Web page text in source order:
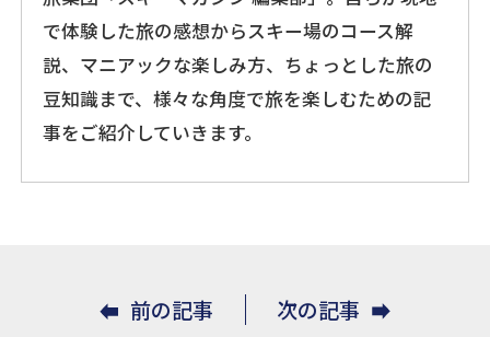
で体験した旅の感想からスキー場のコース解
説、マニアックな楽しみ方、ちょっとした旅の
豆知識まで、様々な角度で旅を楽しむための記
事をご紹介していきます。
前の記事 次の記事